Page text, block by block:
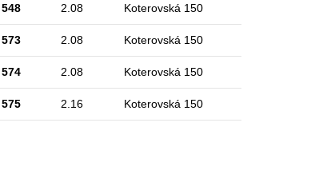
2.08 Koterovská 150
2.08 Koterovská 150
2.08 Koterovská 150
2.16 Koterovská 150